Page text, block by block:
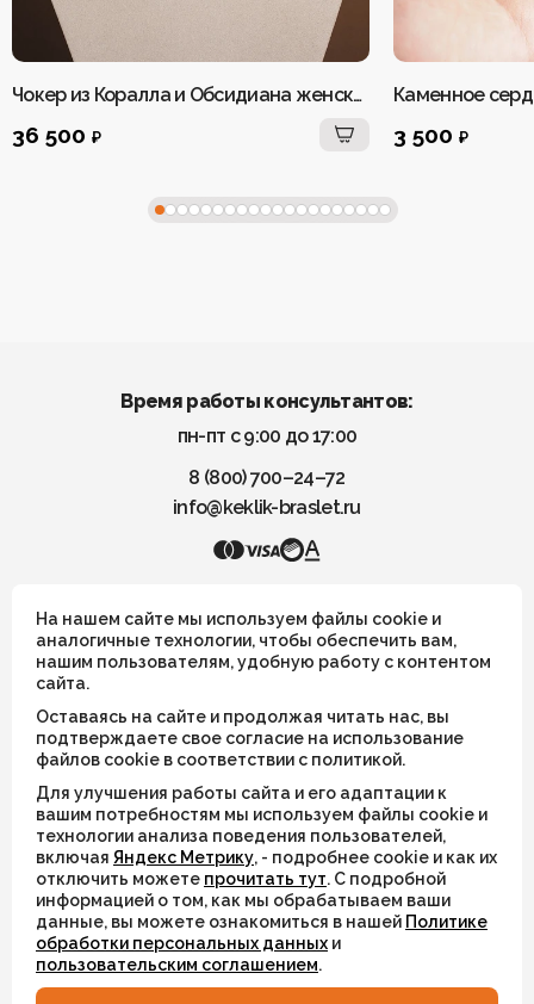
Чокер из Коралла и Обсидиана женский
36 500 ₽
Каменное
3 500 ₽
Время работы консультантов:
пн-пт с 9:00 до 17:00
8 (800) 700–24–72
info@keklik-braslet.ru
Все украшения носят символический смысл и не имеют
целительных или иных магических свойств
ИП Шахрай Светлана Михайловна
ИНН 263500194811
ОГРН 305263515900181
© 2026
Разработка сайтаWEBELEMENT
На нашем сайте мы используем файлы cookie и
аналогичные технологии, чтобы обеспечить вам,
нашим пользователям, удобную работу с контентом
сайта.
Оставаясь на сайте и продолжая читать нас, вы
подтверждаете свое согласие на использование
файлов cookie в соответствии с политикой.
Для улучшения работы сайта и его адаптации к
вашим потребностям мы используем файлы cookie и
технологии анализа поведения пользователей,
включая Яндекс Метрику, - подробнее cookie и как их
отключить можете прочитать тут. С подробной
информацией о том, как мы обрабатываем ваши
данные, вы можете ознакомиться в нашей Политике
обработки персональных данных и
пользовательским соглашением.